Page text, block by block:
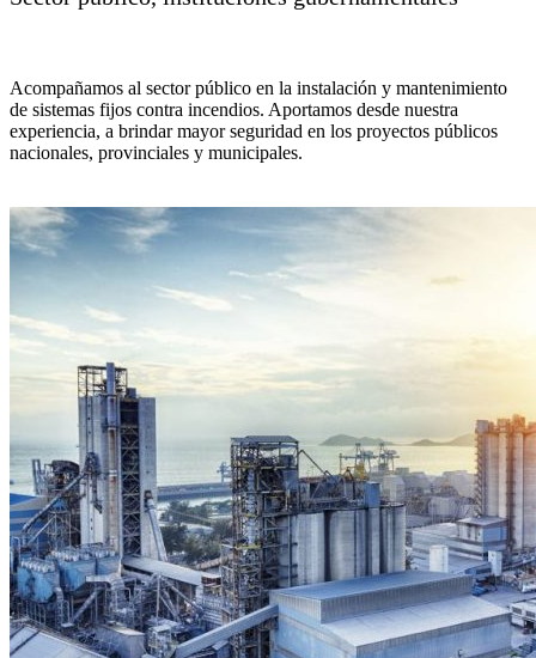
Acompañamos al sector público en la instalación y mantenimiento
de sistemas fijos contra incendios. Aportamos desde nuestra
experiencia, a brindar mayor seguridad en los proyectos públicos
nacionales, provinciales y municipales.